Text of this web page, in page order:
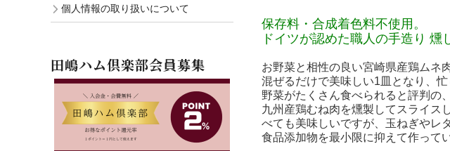
保存料・合成着色料不使用。
ドイツが認めた職人の手造り 燻
お野菜と相性の良い宮崎県産鶏ムネ
混ぜるだけで美味しい1皿となり、忙
野菜がたくさん食べられると評判の
九州産鶏むね肉を燻製してスライス
べても美味しいですが、玉ねぎやレ
食品添加物を最小限に抑えて作って
個人情報の取り扱いについて
田嶋ハム倶楽部会員募集